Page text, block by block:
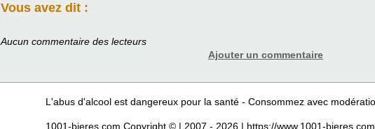
Vous avez dit :
Aucun commentaire des lecteurs
Ajouter un commentaire
L'abus d'alcool est dangereux pour la santé - Consommez avec
1001-bieres.com Copyright © | 2007 - 2026 | https://www.1001-